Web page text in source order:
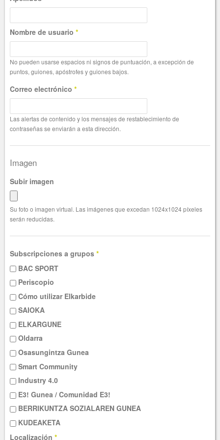
Nombre de usuario *
No pueden usarse espacios ni signos de puntuación, a excepción de
puntos, guiones, apóstrofes y guiones bajos.
Correo electrónico *
Las alertas de contenido y los mensajes de restablecimiento de
contraseñas se enviarán a esta dirección.
Imagen
Subir imagen
Su foto o imagen virtual. Las imágenes que excedan 1024x1024 píxeles
serán reducidas.
Subscripciones a grupos *
BAC SPORT
Periscopio
Cómo utilizar Elkarbide
SAIOKA
ELKARGUNE
Oldarra
Osasungintza Gunea
Smart Community
Industry 4.0
E3! Gunea / Comunidad E3!
BERRIKUNTZA SOZIALAREN GUNEA
KUDEAKETA
Localización *